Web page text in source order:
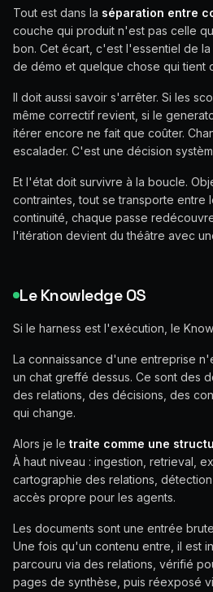
Tout est dans la séparation entre
couche qui produit n'est pas celle
bon. Cet écart, c'est l'essentiel de
de démo et quelque chose qui tient
Il doit aussi savoir s'arrêter. Si les
même correctif revient, si le
itérer encore ne fait que coûter.
escalader. C'est une décision
Et l'état doit survivre à la boucle.
contraintes, tout se transporte entre
continuité, chaque passe
l'itération devient du théâtre avec
Le Knowledge OS
Si le harness est l'exécution, le
La connaissance d'une entreprise
un chat greffé dessus. Ce sont des
des relations, des décisions, des
qui change.
Alors je le traite comme une
À haut niveau : ingestion, retrieval,
cartographie des relations,
accès propre pour les agents.
Les documents sont une entrée
Une fois qu'un contenu entre, il est
parcouru via des relations, vérifié
pages de synthèse, puis réexposé